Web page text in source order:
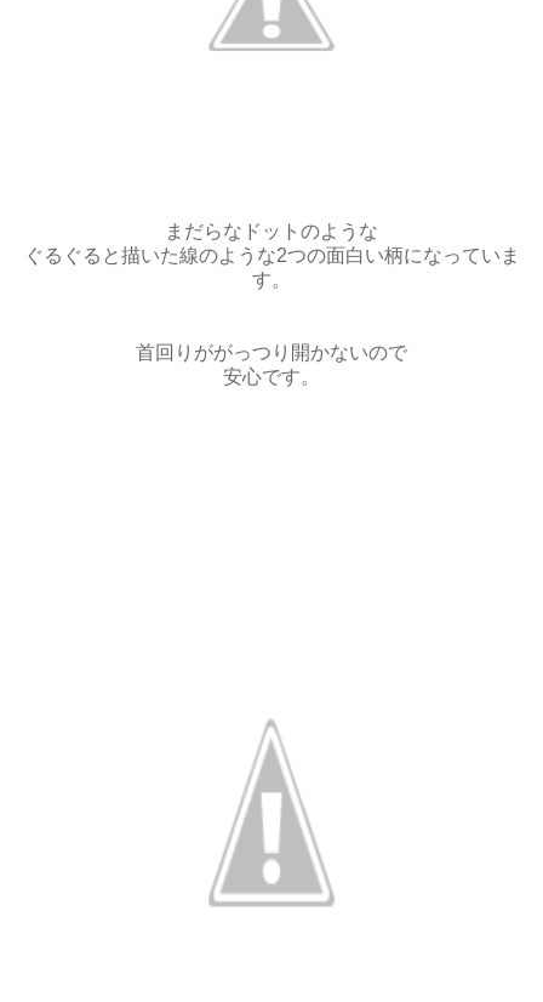
まだらなドットのような
ぐるぐると描いた線のような2つの面白い柄になっていま
す。
首回りががっつり開かないので
安心です。